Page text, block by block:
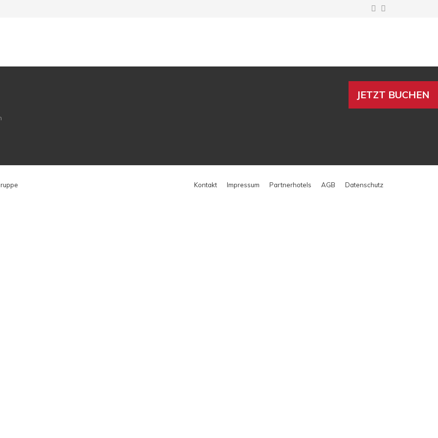
JETZT BUCHEN
Kontakt Impressum Partnerhotels AGB Datenschutz